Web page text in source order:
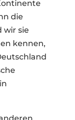
die
wir sie
kennen,